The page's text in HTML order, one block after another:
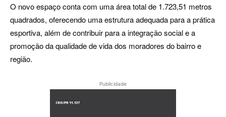
O novo espaço conta com uma área total de 1.723,51 metros
quadrados, oferecendo uma estrutura adequada para a prática
esportiva, além de contribuir para a integração social e a
promoção da qualidade de vida dos moradores do bairro e
região.
Publicidade